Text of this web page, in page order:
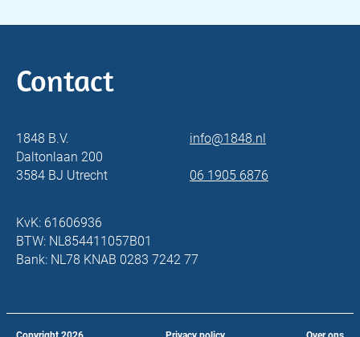
Contact
1848 B.V.
Daltonlaan 200
3584 BJ Utrecht
info@1848.nl
06 1905 6876
KvK: 61606936
BTW: NL854411057B01
Bank: NL78 KNAB 0283 7242 77